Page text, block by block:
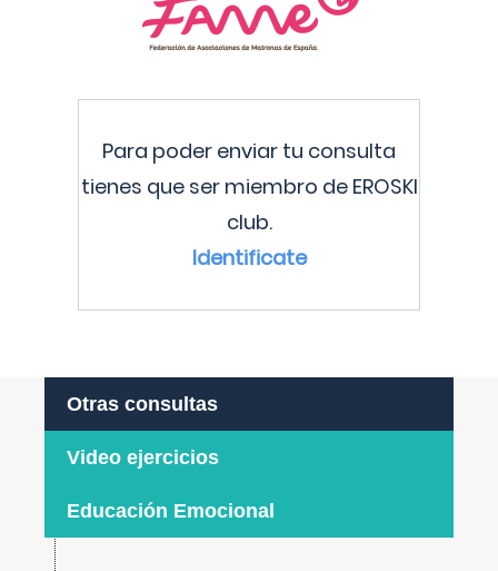
Para poder enviar tu consulta
tienes que ser miembro de EROSKI
club.
Identificate
Otras consultas
Video ejercicios
Educación Emocional